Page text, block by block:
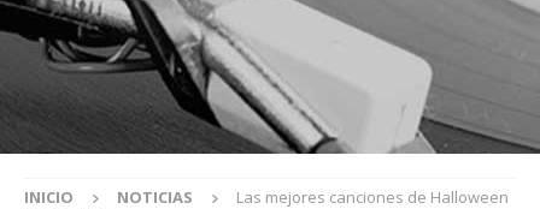
INICIO NOTICIAS
Las mejores canciones de Halloween